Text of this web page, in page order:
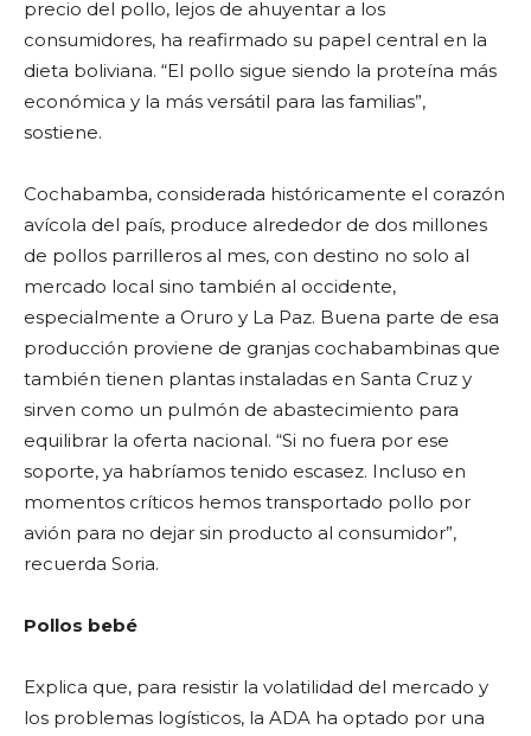
precio del pollo, lejos de ahuyentar a los
consumidores, ha reafirmado su papel central en la
dieta boliviana. “El pollo sigue siendo la proteína más
económica y la más versátil para las familias”,
sostiene.
Cochabamba, considerada históricamente el corazón
avícola del país, produce alrededor de dos millones
de pollos parrilleros al mes, con destino no solo al
mercado local sino también al occidente,
especialmente a Oruro y La Paz. Buena parte de esa
producción proviene de granjas cochabambinas que
también tienen plantas instaladas en Santa Cruz y
sirven como un pulmón de abastecimiento para
equilibrar la oferta nacional. “Si no fuera por ese
soporte, ya habríamos tenido escasez. Incluso en
momentos críticos hemos transportado pollo por
avión para no dejar sin producto al consumidor”,
recuerda Soria.
Pollos bebé
Explica que, para resistir la volatilidad del mercado y
los problemas logísticos, la ADA ha optado por una